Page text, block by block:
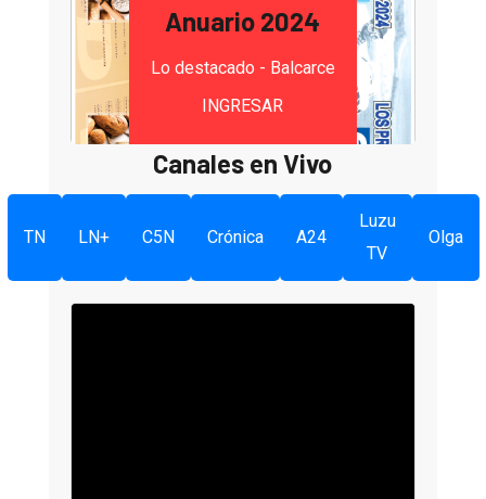
Anuario 2024
Lo destacado - Balcarce
INGRESAR
Canales en Vivo
TN LN+ C5N Crónica A24
Luzu
TV
Olga